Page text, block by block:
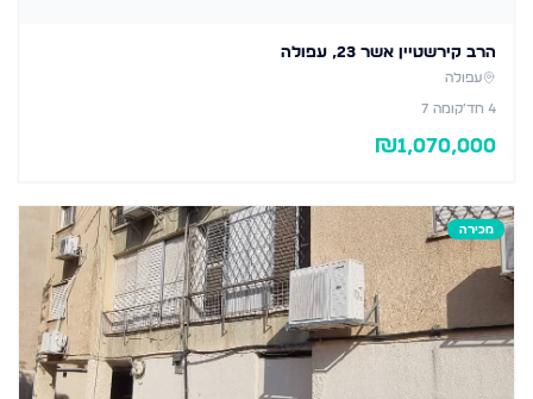
הרב קירשטיין אשר 23, עפולה
עפולה
4 חד׳קומה 7
₪1,070,000
מכירה